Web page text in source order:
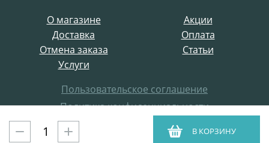
В КОРЗИНУ
О магазине
Акции
Доставка
Оплата
Отмена заказа
Статьи
Услуги
Пользовательское соглашение
Политика конфиденциальности
Все права защищены